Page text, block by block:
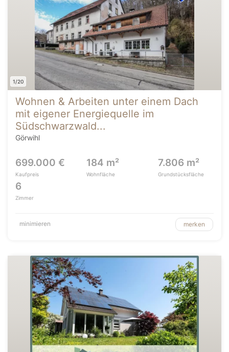
1/20
Wohnen & Arbeiten unter einem Dach
mit eigener Energiequelle im
Südschwarzwald...
Görwihl
699.000 €
Kaufpreis
184 m²
Wohnfläche
7.806 m²
Grundstücksfläche
6
Zimmer
minimieren merken